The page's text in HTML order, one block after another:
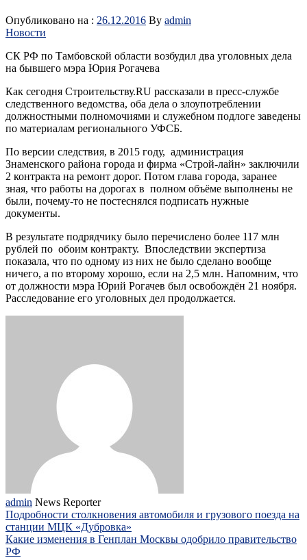
Опубликовано на : 26.12.2016 By admin
Новости
СК РФ по Тамбовской области возбудил два уголовных дела
на бывшего мэра Юрия Рогачева
Как сегодня Строительству.RU рассказали в пресс-службе
следственного ведомства, оба дела о злоупотреблении
должностными полномочиями и служебном подлоге заведены
по материалам регионального УФСБ.
По версии следствия, в 2015 году, администрация
Знаменского района города и фирма «Строй-лайн» заключили
2 контракта на ремонт дорог. Потом глава города, заранее
зная, что работы на дорогах в полном объёме выполнены не
были, почему-то не постеснялся подписать нужные
документы.
В результате подрядчику было перечислено более 117 млн
рублей по обоим контракту. Впоследствии экспертиза
показала, что по одному из них не было сделано вообще
ничего, а по второму хорошо, если на 2,5 млн. Напомним, что
от должности мэра Юрий Рогачев был освобождён 21 ноября.
Расследование его уголовных дел продолжается.
admin News Reporter
Подробности столкновения автомобиля и грузового поезда на
станции МЦК «Дубровка»
Какие изменения в Генплан Москвы одобрило правительство
РФ